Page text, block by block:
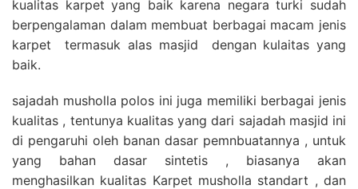
kualitas karpet yang baik karena negara turki sudah
berpengalaman dalam membuat berbagai macam jenis
karpet termasuk alas masjid dengan kulaitas yang
baik.
sajadah musholla polos ini juga memiliki berbagai jenis
kualitas , tentunya kualitas yang dari sajadah masjid ini
di pengaruhi oleh banan dasar pemnbuatannya , untuk
yang bahan dasar sintetis , biasanya akan
menghasilkan kualitas Karpet musholla standart , dan